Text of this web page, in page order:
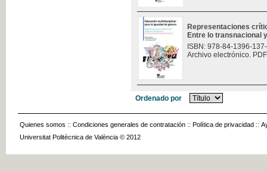
Representaciones
Entre lo transnacional
ISBN: 978-84-1396-
Archivo electrónico.
Ordenado por
Quienes somos :: Condiciones generales de contratación :: Política de privacidad ::
Universitat Politècnica de València © 2012